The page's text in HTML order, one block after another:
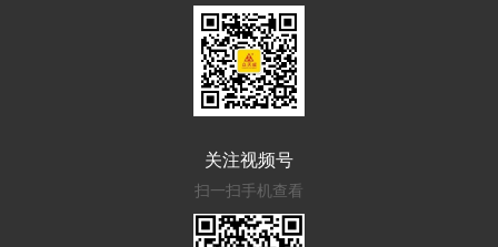
关注视频号
扫一扫手机查看